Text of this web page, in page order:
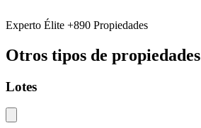
Experto Élite +890 Propiedades
Otros tipos de propiedades
Lotes